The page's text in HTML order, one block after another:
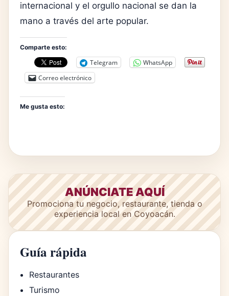
internacional y el orgullo nacional se dan la
mano a través del arte popular.
Comparte esto:
Telegram
WhatsApp
Correo electrónico
Me gusta esto:
ANÚNCIATE AQUÍ
Promociona tu negocio, restaurante, tienda o
experiencia local en Coyoacán.
Guía rápida
Restaurantes
Turismo